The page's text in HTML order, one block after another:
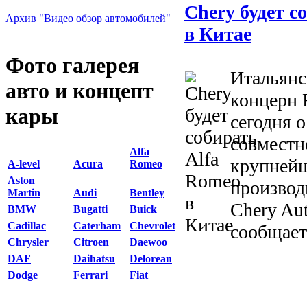
Архив "Видео обзор автомобилей"
Фото галерея
авто и концепт
кары
A-level Acura
Alfa
Romeo
Aston
Martin
Audi
Bentley
BMW
Bugatti
Buick
Cadillac
Caterham
Chevrolet
Chrysler
Citroen
Daewoo
DAF
Daihatsu
Delorean
Dodge
Ferrari Fiat
Chery будет
в Китае
концерн
сегодня
Chery